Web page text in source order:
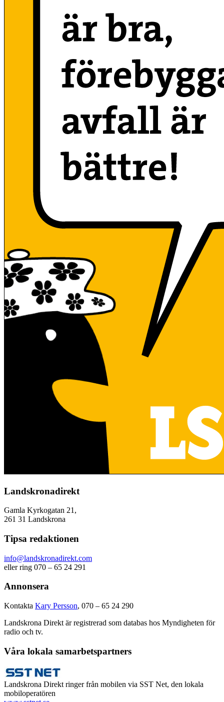
Landskronadirekt
Gamla Kyrkogatan 21,
261 31 Landskrona
Tipsa redaktionen
info@landskronadirekt.com
eller ring 070 – 65 24 291
Annonsera
Kontakta Kary Persson, 070 – 65 24 290
Landskrona Direkt är registrerad som databas hos Myndigheten för
radio och tv.
Våra lokala samarbetspartners
Landskrona Direkt ringer från mobilen via SST Net, den lokala
mobiloperatören